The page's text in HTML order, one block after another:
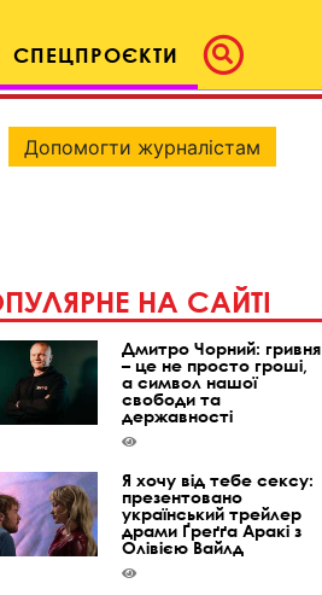
СПЕЦПРОЄКТИ
Допомогти журналістам
НА САЙТІ
Дмитро Чорний: гривня
– це не просто гроші,
а символ нашої
свободи та
державності
Я хочу від тебе сексу:
презентовано
український трейлер
драми Ґреґґа Аракі з
Олівією Вайлд